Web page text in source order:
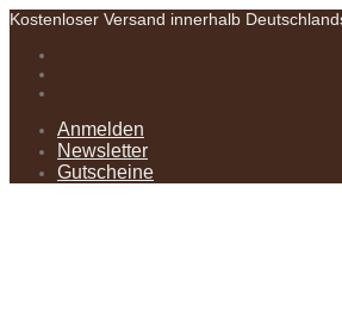
Kostenloser Versand innerhalb
Anmelden
Newsletter
Gutscheine